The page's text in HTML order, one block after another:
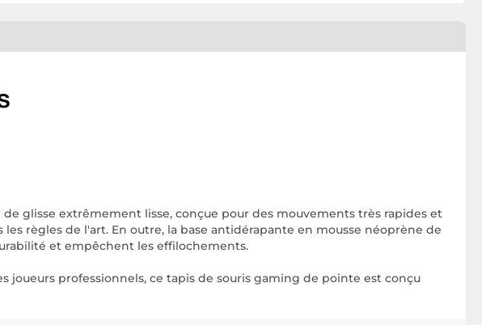
de glisse extrêmement lisse, conçue pour des mouvements très rapides et
règles de l'art. En outre, la base antidérapante en mousse néoprène de
et empêchent les effilochements.
professionnels, ce tapis de souris gaming de pointe est conçu